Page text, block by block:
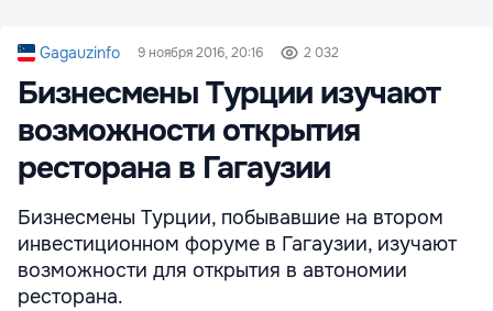
Gagauzinfo 9 ноября 2016, 20:16 2 032
Бизнесмены Турции изучают
возможности открытия
ресторана в Гагаузии
Бизнесмены Турции, побывавшие на втором
инвестиционном форуме в Гагаузии, изучают
возможности для открытия в автономии
ресторана.